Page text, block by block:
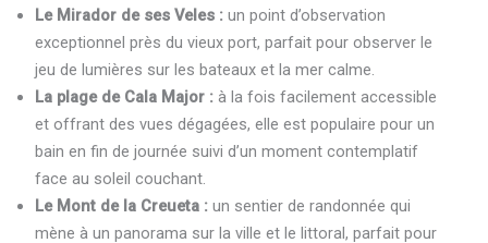
Le Mirador de ses Veles :un point d’observation
exceptionnel près du vieux port, parfait pour observer le
jeu de lumières sur les bateaux et la mer calme.
La plage de Cala Major :à la fois facilement accessible
et offrant des vues dégagées, elle est populaire pour un
bain en fin de journée suivi d’un moment contemplatif
face au soleil couchant.
Le Mont de la Creueta :un sentier de randonnée qui
mène à un panorama sur la ville et le littoral, parfait pour